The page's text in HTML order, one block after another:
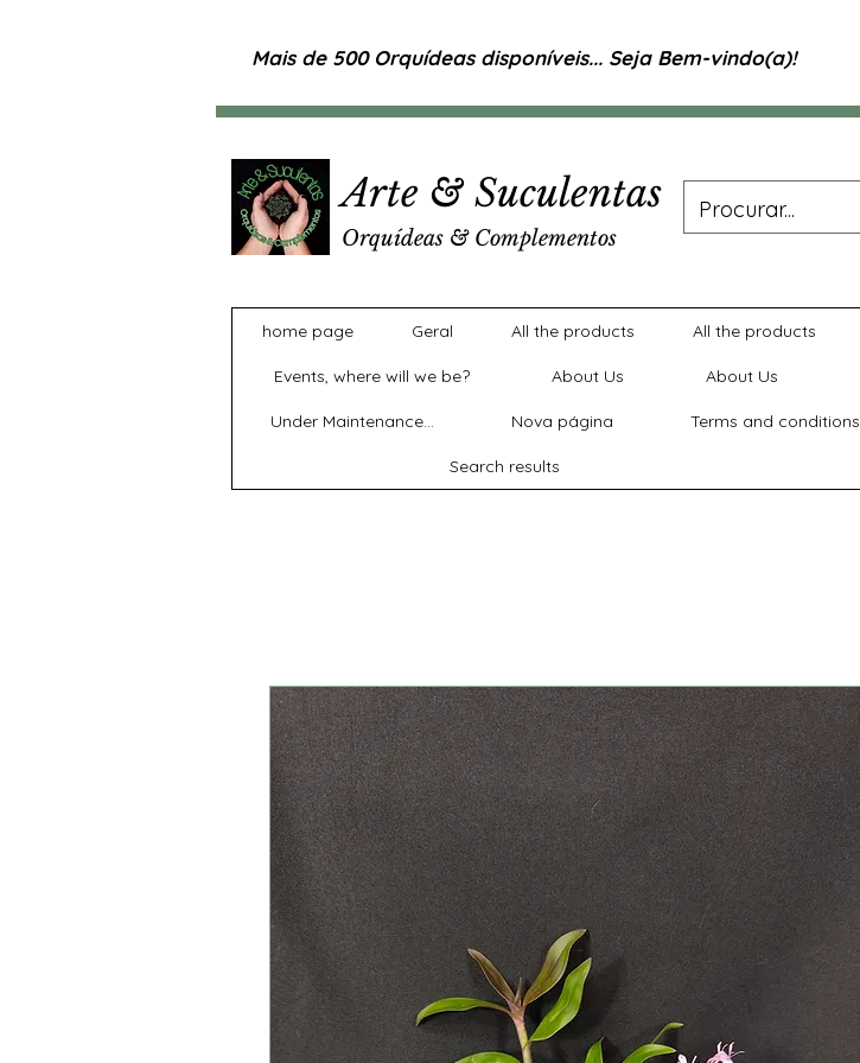
Mais de 500 Orquídeas disponíveis... Seja Bem-vindo(a)!
Arte & Suculentas
Orquídeas & Complementos
home page Geral All the products All the products
Events, where will we be? About Us About Us
Under Maintenance... Nova página Terms and conditions
Search results